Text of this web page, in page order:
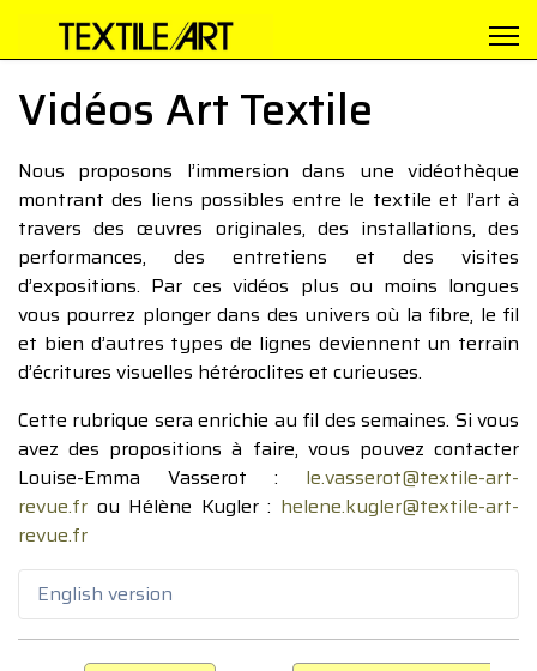
Vidéos Art Textile
Nous proposons l’immersion dans une vidéothèque
montrant des liens possibles entre le textile et l’art à
travers des œuvres originales, des installations, des
performances, des entretiens et des visites
d’expositions. Par ces vidéos plus ou moins longues
vous pourrez plonger dans des univers où la fibre, le fil
et bien d’autres types de lignes deviennent un terrain
d’écritures visuelles hétéroclites et curieuses.
Cette rubrique sera enrichie au fil des semaines. Si vous
avez des propositions à faire, vous pouvez contacter
Louise-Emma Vasserot : le.vasserot@textile-art-
revue.fr ou Hélène Kugler : helene.kugler@textile-art-
revue.fr
English version